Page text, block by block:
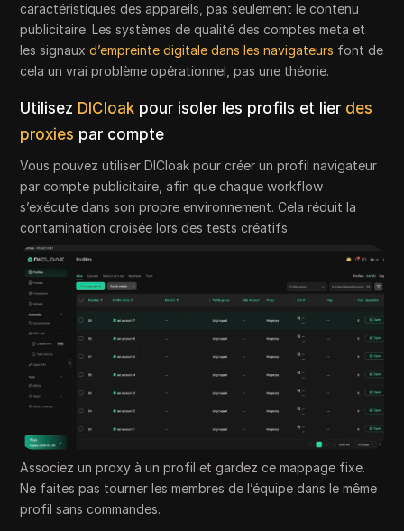
caractéristiques des appareils, pas seulement le contenu
publicitaire. Les systèmes de qualité des comptes meta et
les signauxd’empreinte digitale dans les navigateurs font de
cela un vrai problème opérationnel, pas une théorie.
Utilisez DICloak pour isoler les profils et lier des
proxies par compte
Vous pouvez utiliser DICloak pour créer un profil navigateur
par compte publicitaire, afin que chaque workflow
s’exécute dans son propre environnement. Cela réduit la
contamination croisée lors des tests créatifs.
Associez un proxy à un profil et gardez ce mappage fixe.
Ne faites pas tourner les membres de l’équipe dans le même
profil sans commandes.